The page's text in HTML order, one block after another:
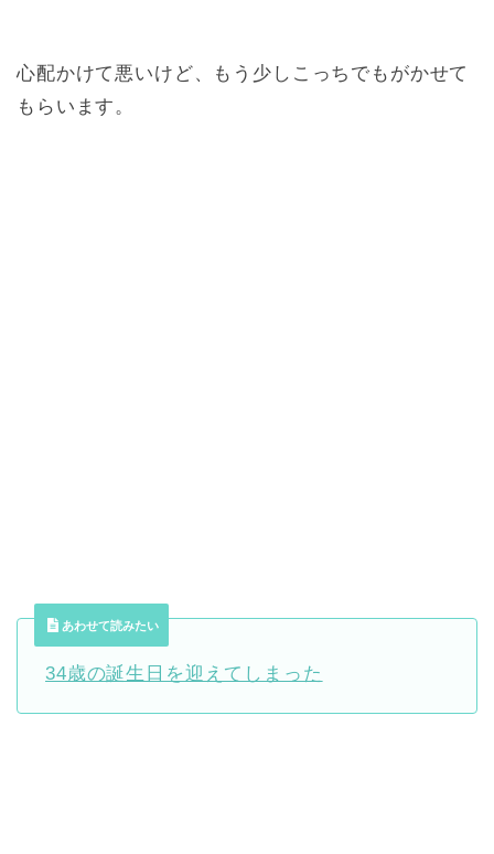
心配かけて悪いけど、もう少しこっちでもがかせて
もらいます。
あわせて読みたい
34歳の誕生日を迎えてしまった